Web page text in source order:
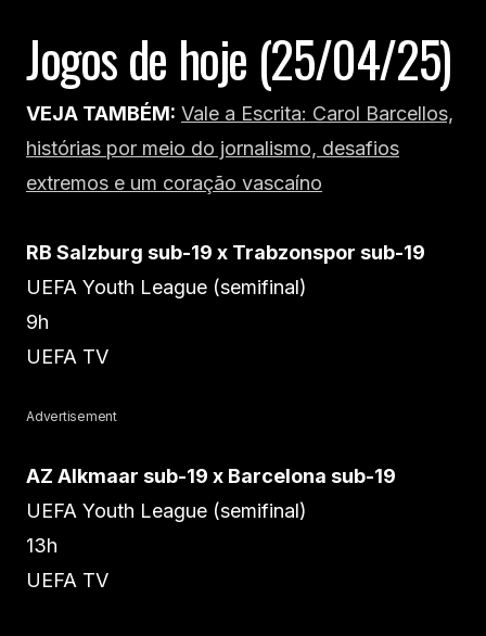
Jogos de hoje (25/04/25)
VEJA TAMBÉM: Vale a Escrita: Carol Barcellos,
histórias por meio do jornalismo, desafios
extremos e um coração vascaíno
RB Salzburg sub-19 x Trabzonspor sub-19
UEFA Youth League (semifinal)
9h
UEFA TV
Advertisement
AZ Alkmaar sub-19 x Barcelona sub-19
UEFA Youth League (semifinal)
13h
UEFA TV